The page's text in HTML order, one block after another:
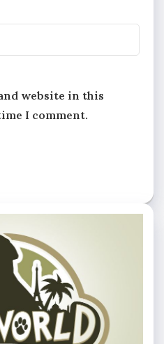
website in this
I comment.